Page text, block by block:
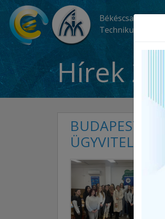
Békéscsabai SZC
Technikum és
Hírek
BUDAPESTI
ÜGYVITELI